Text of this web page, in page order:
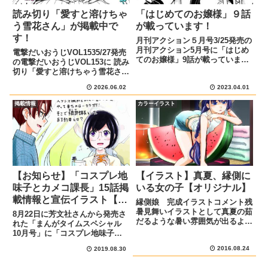
読み切り「愛すと溶けちゃ
う雪花さん」が掲載中で
す！
電撃だいおうじVOL1535/27発売
の電撃だいおうじVOL153に 読み
切り「愛すと溶けちゃう雪花さ
宣伝イラスト雪女・雪花さんは触
れると体温で溶けてしまう。恋人
である晴人と溶けずにいちゃいち
ゃする方法を模索す...
2026.06.02
「はじめてのお嬢様」９話
が載っています！
月刊アクション５月号3/25発売の
月刊アクション5月号に「はじめ
てのお嬢様」9話が載っていま
か上がり、ブランコに乗って靴飛
ばし。公園で出会った子供たちと
一緒に、いろんな遊具に挑戦...
2023.04.01
掲載情報
【お知らせ】「コスプレ地
味子とカメコ課長」15話掲
載情報と宣伝イラスト【ま
んがタイムスペシャル10月
号】
8月22日に芳文社さんから発売さ
れた「まんがタイムスペシャル
10月号」に「コスプレ地味子と
れています。こちらがまんがタイ
2019.08.30
カラーイラスト
【イラスト】真夏、縁側に
いる女の子【オリジナル】
縁側娘 完成イラストコメント残
暑見舞いイラストとして真夏の茹
だるような暑い雰囲気が出るよう
履いた小人の女の子がスイカの上
2016.08.24